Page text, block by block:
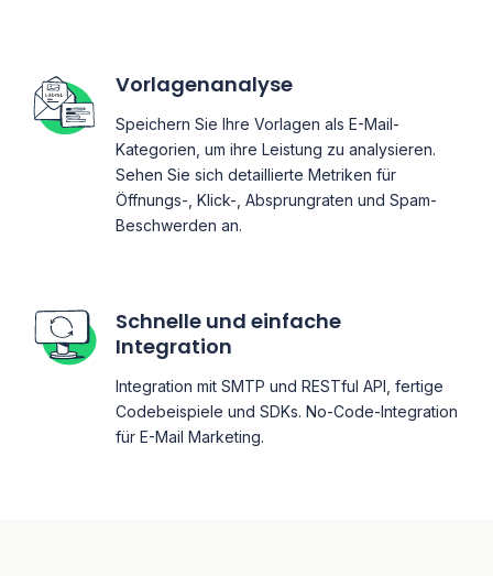
Vorlagenanalyse
Speichern Sie Ihre Vorlagen als E-Mail-
Kategorien, um ihre Leistung zu analysieren.
Sehen Sie sich detaillierte Metriken für
Öffnungs-, Klick-, Absprungraten und Spam-
Beschwerden an.
Schnelle und einfache
Integration
Integration mit SMTP und RESTful API, fertige
Codebeispiele und SDKs. No-Code-Integration
für E-Mail Marketing.